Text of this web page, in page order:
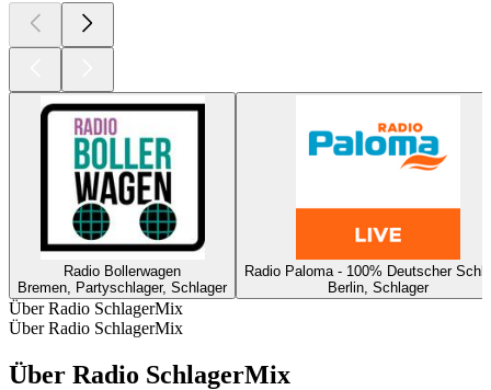
Radio Bollerwagen
Bremen, Partyschlager, Schlager
Radio Paloma - 100% Deutscher
Berlin, Schlager
Über Radio SchlagerMix
Über Radio SchlagerMix
Über Radio SchlagerMix